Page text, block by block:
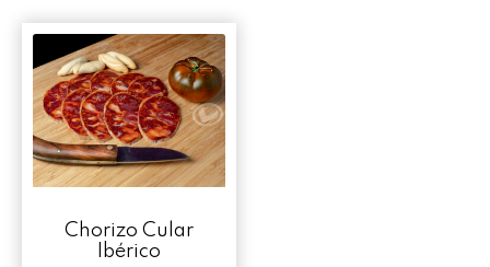
Quesos
Blog
Contacto
Chorizo Cular
Ibérico